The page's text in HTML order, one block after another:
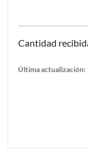
Última actualización: